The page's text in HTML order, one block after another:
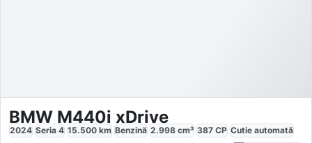
BMW M440i xDrive
2024 Seria 4 15.500 km Benzină 2.998 cm³ 387 CP Cutie automată